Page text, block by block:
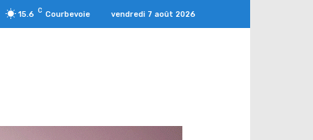
15.6 C Courbevoie vendredi 7 août 2026